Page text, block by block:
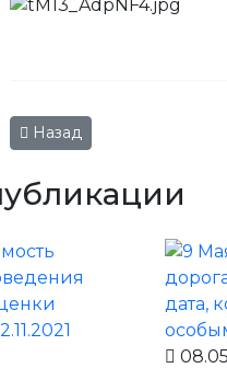
Предыдущий:
Назад